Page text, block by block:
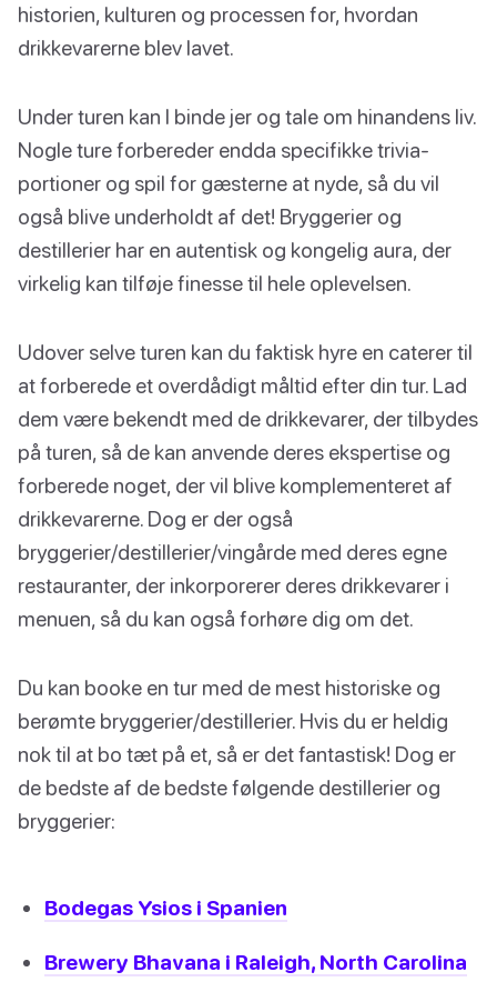
historien, kulturen og processen for, hvordan
drikkevarerne blev lavet.
Under turen kan I binde jer og tale om hinandens liv.
Nogle ture forbereder endda specifikke trivia-
portioner og spil for gæsterne at nyde, så du vil
også blive underholdt af det! Bryggerier og
destillerier har en autentisk og kongelig aura, der
virkelig kan tilføje finesse til hele oplevelsen.
Udover selve turen kan du faktisk hyre en caterer til
at forberede et overdådigt måltid efter din tur. Lad
dem være bekendt med de drikkevarer, der tilbydes
på turen, så de kan anvende deres ekspertise og
forberede noget, der vil blive komplementeret af
drikkevarerne. Dog er der også
bryggerier/destillerier/vingårde med deres egne
restauranter, der inkorporerer deres drikkevarer i
menuen, så du kan også forhøre dig om det.
Du kan booke en tur med de mest historiske og
berømte bryggerier/destillerier. Hvis du er heldig
nok til at bo tæt på et, så er det fantastisk! Dog er
de bedste af de bedste følgende destillerier og
bryggerier:
Bodegas Ysios i Spanien
Brewery Bhavana i Raleigh, North Carolina